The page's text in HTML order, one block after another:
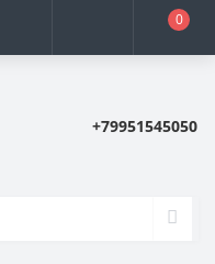
0
+79951545050